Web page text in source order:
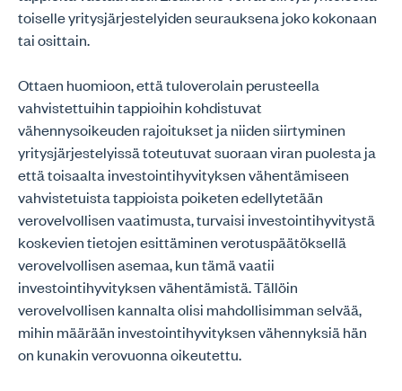
toiselle yritysjärjestelyiden seurauksena joko kokonaan
tai osittain.
Ottaen huomioon, että tuloverolain perusteella
vahvistettuihin tappioihin kohdistuvat
vähennysoikeuden rajoitukset ja niiden siirtyminen
yritysjärjestelyissä toteutuvat suoraan viran puolesta ja
että toisaalta investointihyvityksen vähentämiseen
vahvistetuista tappioista poiketen edellytetään
verovelvollisen vaatimusta, turvaisi investointihyvitystä
koskevien tietojen esittäminen verotuspäätöksellä
verovelvollisen asemaa, kun tämä vaatii
investointihyvityksen vähentämistä. Tällöin
verovelvollisen kannalta olisi mahdollisimman selvää,
mihin määrään investointihyvityksen vähennyksiä hän
on kunakin verovuonna oikeutettu.